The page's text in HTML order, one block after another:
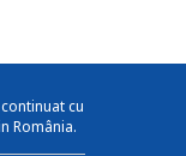
cu
România.